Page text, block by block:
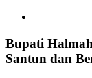
Bupati
Santun dan